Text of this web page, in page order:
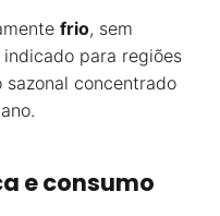
frio, sem
para regiões
concentrado
e consumo